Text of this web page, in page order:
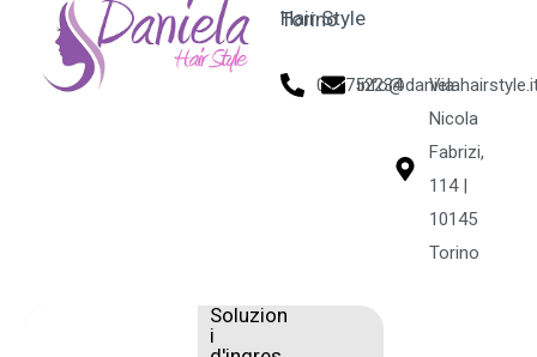
Hair Style Torino
011752234
Via
Nicola
Fabrizi,
114 |
10145
Torino
Soluzion
i